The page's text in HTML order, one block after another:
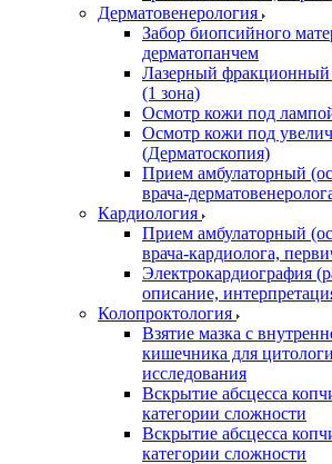
Дерматовенерология
Забор биопсийного
дерматопанчем
Лазерный фракционный
(1 зона)
Осмотр кожи под
Осмотр кожи под
(Дерматоскопия)
Прием амбулаторный
врача-
Кардиология
Прием амбулаторный
врача-кардиолога,
Электрокардиография
описание,
Колопроктология
Взятие мазка с
кишечника для
исследования
Вскрытие абсцесса
категории сложности
Вскрытие абсцесса
категории сложности